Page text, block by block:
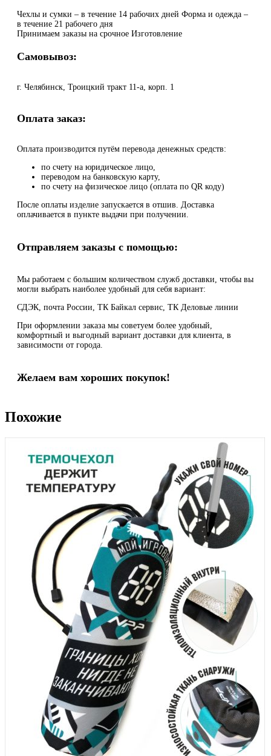
Чехлы и сумки – в течение 14 рабочих дней Форма и одежда –
в течение 21 рабочего дня
Принимаем заказы на срочное Изготовление
Самовывоз:
г. Челябинск, Троицкий тракт 11-а, корп. 1
Оплата заказ:
Оплата производится путём перевода денежных средств:
по счету на юридическое лицо,
переводом на банковскую карту,
по счету на физическое лицо (оплата по QR коду)
После оплаты изделие запускается в отшив. Доставка
оплачивается в пункте выдачи при получении.
Отправляем заказы с помощью:
Мы работаем с большим количеством служб доставки, чтобы вы
могли выбрать наиболее удобный для себя вариант:
СДЭК, почта России, ТК Байкал сервис, ТК Деловые линии
При оформлении заказа мы советуем более удобный,
комфортный и выгодный вариант доставки для клиента, в
зависимости от города.
Желаем вам хороших покупок!
Похожие